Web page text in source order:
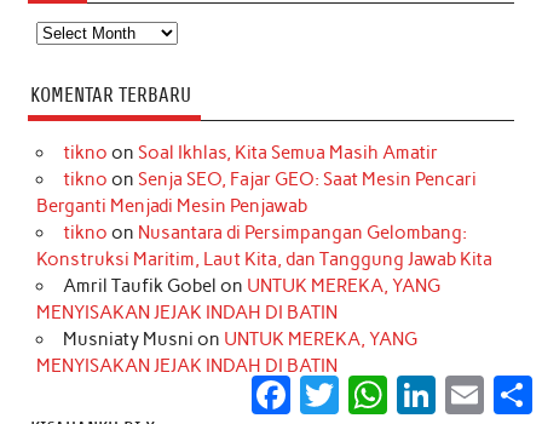
Arsip
KOMENTAR TERBARU
tikno on Soal Ikhlas, Kita Semua Masih Amatir
tikno on Senja SEO, Fajar GEO: Saat Mesin Pencari
Berganti Menjadi Mesin Penjawab
tikno on Nusantara di Persimpangan Gelombang:
Konstruksi Maritim, Laut Kita, dan Tanggung Jawab Kita
Amril Taufik Gobel on UNTUK MEREKA, YANG
MENYISAKAN JEJAK INDAH DI BATIN
Musniaty Musni on UNTUK MEREKA, YANG
MENYISAKAN JEJAK INDAH DI BATIN
Facebook
Twitter WhatsApp
LinkedInEmail